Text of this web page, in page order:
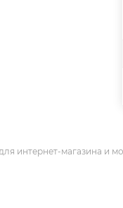
интернет-магазина и